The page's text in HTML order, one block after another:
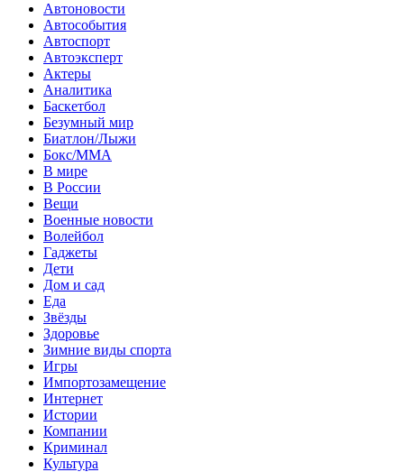
Автоновости
Автособытия
Автоспорт
Автоэксперт
Актеры
Аналитика
Баскетбол
Безумный мир
Биатлон/Лыжи
Бокс/MMA
В мире
В России
Вещи
Военные новости
Волейбол
Гаджеты
Дети
Дом и сад
Еда
Звёзды
Здоровье
Зимние виды спорта
Игры
Импортозамещение
Интернет
Истории
Компании
Криминал
Культура